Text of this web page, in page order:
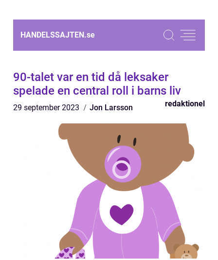
HANDELSSAJTEN.se
90-talet var en tid då leksaker
spelade en central roll i barns liv
29 september 2023 Jon Larsson redaktionel